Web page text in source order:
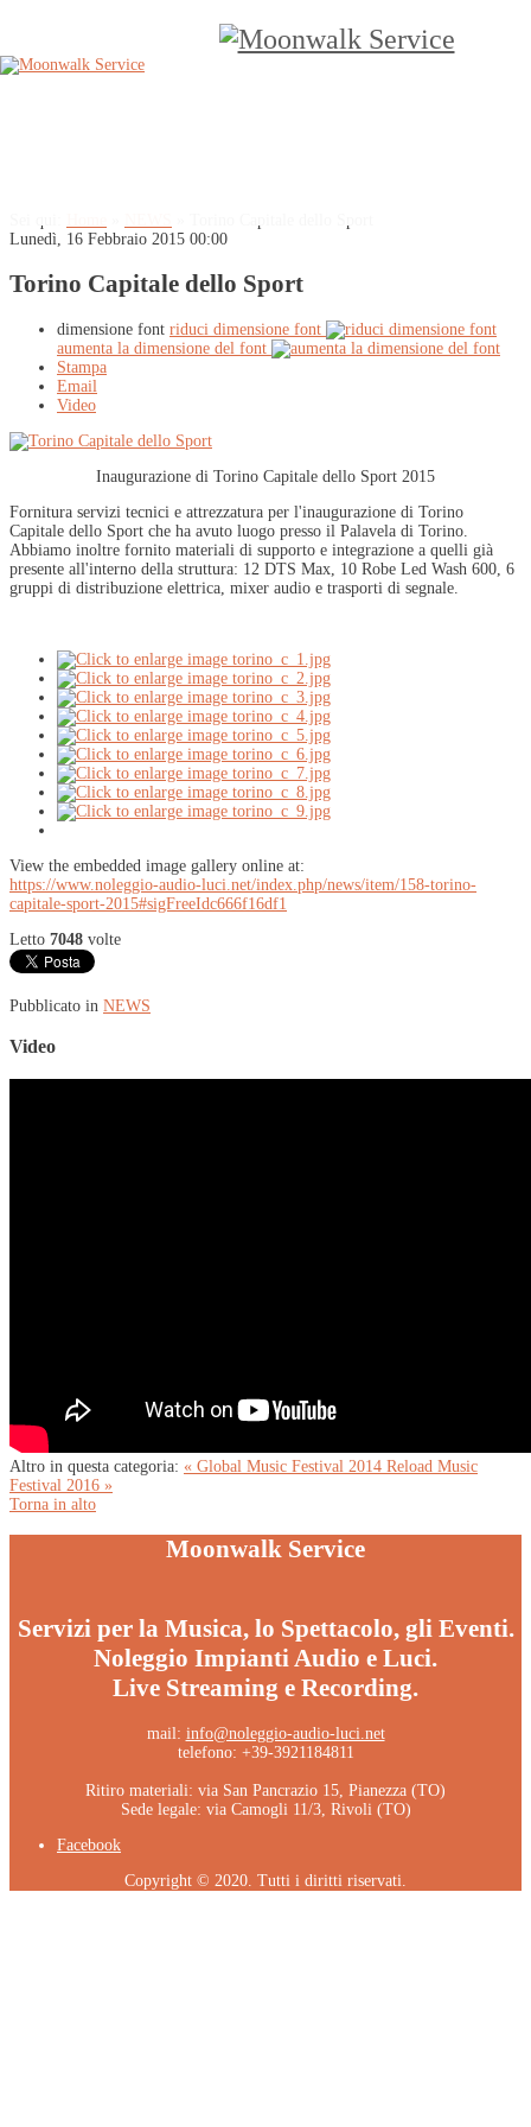
Lunedì, 16 Febbraio 2015 00:00
Torino Capitale dello Sport
dimensione font riduci dimensione font
aumenta la dimensione del font
Stampa
Email
Video
Inaugurazione di Torino Capitale dello Sport 2015
Fornitura servizi tecnici e attrezzatura per l'inaugurazione di Torino
Capitale dello Sport che ha avuto luogo presso il Palavela di Torino.
Abbiamo inoltre fornito materiali di supporto e integrazione a quelli già
presente all'interno della struttura: 12 DTS Max, 10 Robe Led Wash 600, 6
gruppi di distribuzione elettrica, mixer audio e trasporti di segnale.
View the embedded image gallery online at:
https://www.noleggio-audio-luci.net/index.php/news/item/158-torino-
capitale-sport-2015#sigFreeIdc666f16df1
Letto 7048 volte
Pubblicato in NEWS
Video
Altro in questa categoria: « Global Music Festival 2014 Reload Music
Festival 2016 »
Torna in alto
Moonwalk Service
Servizi per la Musica, lo Spettacolo, gli Eventi.
Noleggio Impianti Audio e Luci.
Live Streaming e Recording.
mail: info@noleggio-audio-luci.net
telefono: +39-3921184811
Ritiro materiali: via San Pancrazio 15, Pianezza (TO)
Sede legale: via Camogli 11/3, Rivoli (TO)
Facebook
Copyright © 2020. Tutti i diritti riservati.